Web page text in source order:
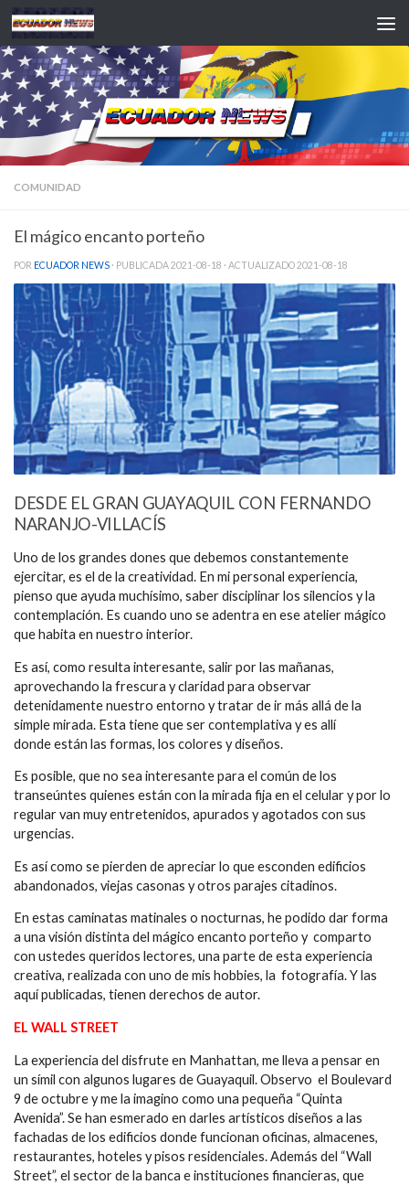
Saltar al contenido
COMUNIDAD
El mágico encanto porteño
POR ECUADOR NEWS · PUBLICADA2021-08-18 · ACTUALIZADO2021-08-18
DESDE EL GRAN GUAYAQUIL CON FERNANDO
NARANJO-VILLACÍS
Uno de los grandes dones que debemos constantemente
ejercitar, es el de la creatividad. En mi personal experiencia,
pienso que ayuda muchísimo, saber disciplinar los silencios y la
contemplación. Es cuando uno se adentra en ese atelier mágico
que habita en nuestro interior.
Es así, como resulta interesante, salir por las mañanas,
aprovechando la frescura y claridad para observar
detenidamente nuestro entorno y tratar de ir más allá de la
simple mirada. Esta tiene que ser contemplativa y es allí
donde están las formas, los colores y diseños.
Es posible, que no sea interesante para el común de los
transeúntes quienes están con la mirada fija en el celular y por lo
regular van muy entretenidos, apurados y agotados con sus
urgencias.
Es así como se pierden de apreciar lo que esconden edificios
abandonados, viejas casonas y otros parajes citadinos.
En estas caminatas matinales o nocturnas, he podido dar forma
a una visión distinta del mágico encanto porteño y comparto
con ustedes queridos lectores, una parte de esta experiencia
creativa, realizada con uno de mis hobbies, la fotografía. Y las
aquí publicadas, tienen derechos de autor.
EL WALL STREET
La experiencia del disfrute en Manhattan, me lleva a pensar en
un símil con algunos lugares de Guayaquil. Observo el Boulevard
9 de octubre y me la imagino como una pequeña “Quinta
Avenida”. Se han esmerado en darles artísticos diseños a las
fachadas de los edificios donde funcionan oficinas, almacenes,
restaurantes, hoteles y pisos residenciales. Además del “Wall
Street”, el sector de la banca e instituciones financieras, que